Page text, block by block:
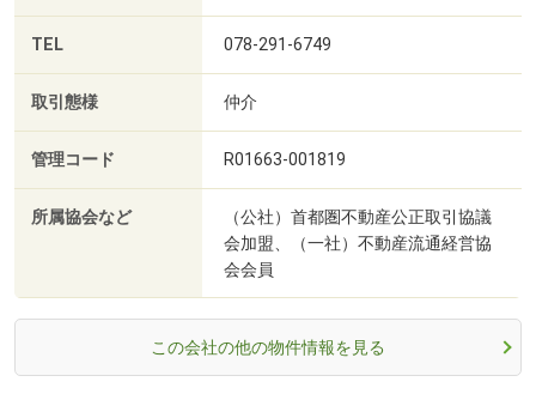
TEL 078-291-6749
取引態様 仲介
管理コード R01663-001819
所属協会など
（公社）首都圏不動産公正取引協議
会加盟、（一社）不動産流通経営協
会会員
この会社の他の物件情報を見る